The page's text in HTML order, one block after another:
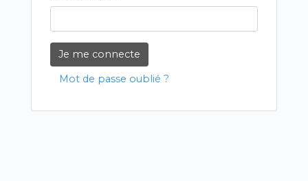
Je me connecte
Mot de passe oublié ?